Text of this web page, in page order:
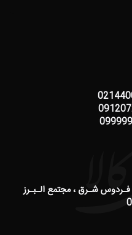
فـردوس شـرق ، مجتمع الـبـرز